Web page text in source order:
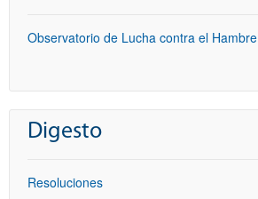
Observatorio de Lucha contra el Hambre
Digesto
Resoluciones